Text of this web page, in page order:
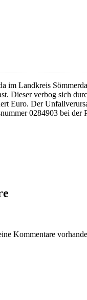
im Landkreis
Dieser verbog sich
Euro. Der
0284903 bei
Kommentare